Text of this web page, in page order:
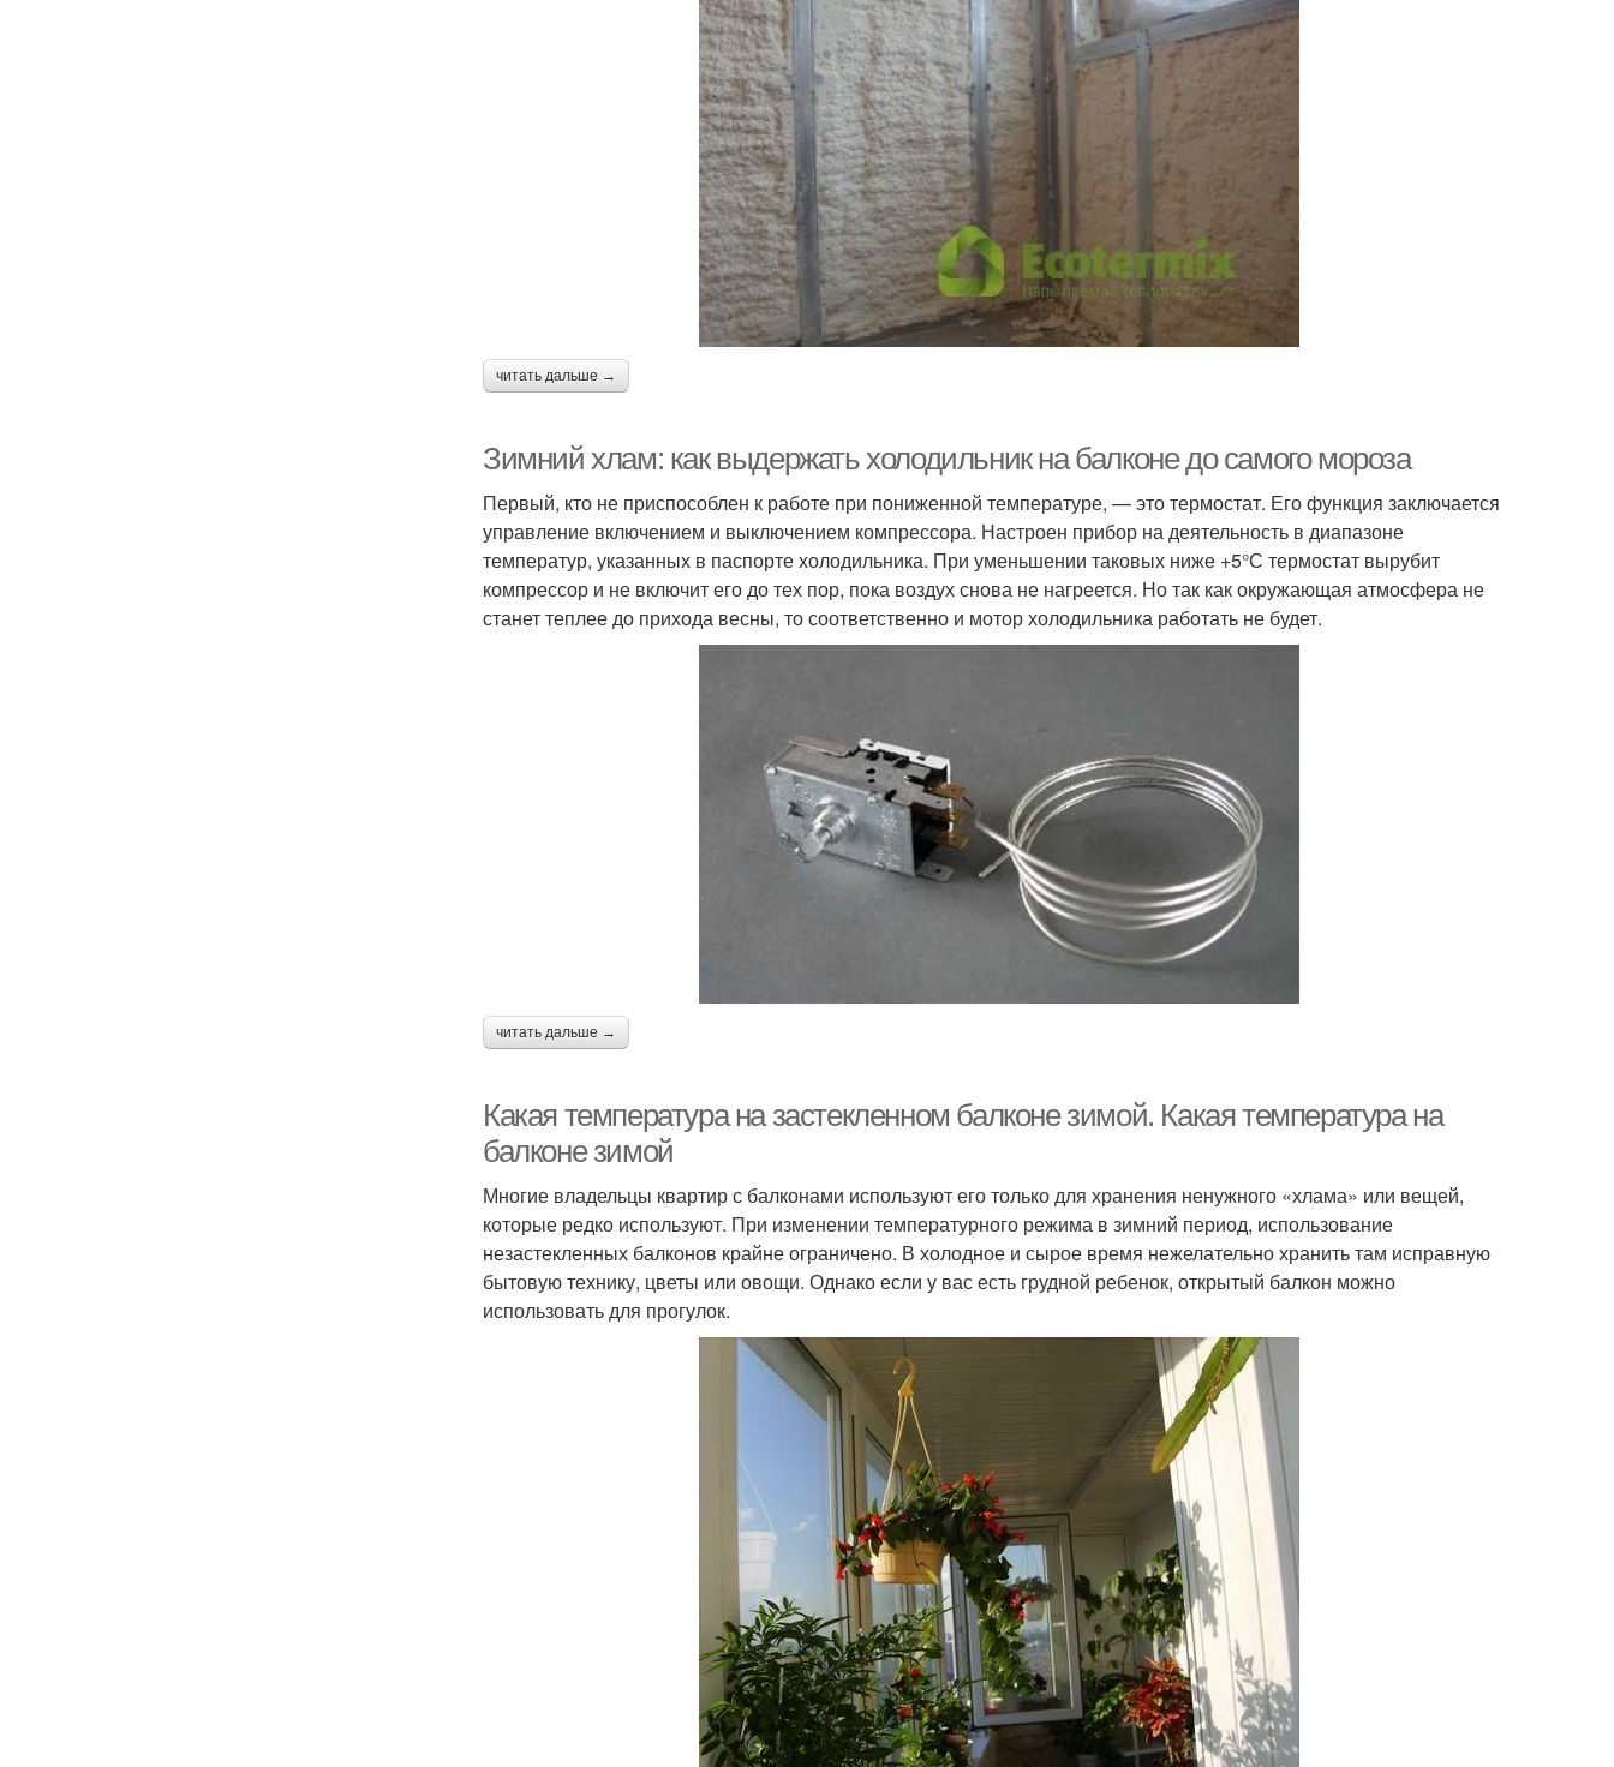
читать дальше →
Зимний хлам: как выдержать холодильник на балконе до самого мороза
Первый, кто не приспособлен к работе при пониженной температуре, — это термостат. Его функция заключается
управление включением и выключением компрессора. Настроен прибор на деятельность в диапазоне
температур, указанных в паспорте холодильника. При уменьшении таковых ниже +5°С термостат вырубит
компрессор и не включит его до тех пор, пока воздух снова не нагреется. Но так как окружающая атмосфера не
станет теплее до прихода весны, то соответственно и мотор холодильника работать не будет.
читать дальше →
Какая температура на застекленном балконе зимой. Какая температура на
балконе зимой
Многие владельцы квартир с балконами используют его только для хранения ненужного «хлама» или вещей,
которые редко используют. При изменении температурного режима в зимний период, использование
незастекленных балконов крайне ограничено. В холодное и сырое время нежелательно хранить там исправную
бытовую технику, цветы или овощи. Однако если у вас есть грудной ребенок, открытый балкон можно
использовать для прогулок.